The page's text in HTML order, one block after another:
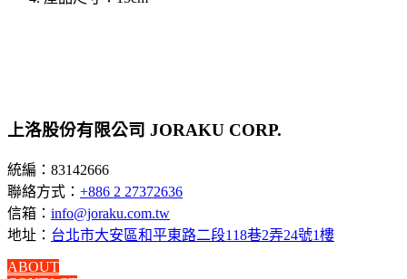
上洛股份有限公司 JORAKU CORP.
統編：83142666
聯絡方式： +886 2 27372636
信箱： info@joraku.com.tw
地址： 台北市大安區和平東路二段118巷2弄24號1樓
ABOUT